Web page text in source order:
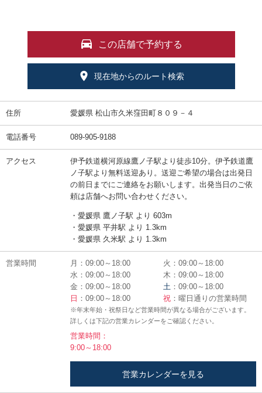
この店舗で予約する
現在地からのルート検索
住所 愛媛県 松山市久米窪田町８０９－４
電話番号 089-905-9188
アクセス
伊予鉄道横河原線鷹ノ子駅より徒歩10分。伊予鉄道鷹
ノ子駅より無料送迎あり。送迎ご希望の場合は出発日
の前日までにご連絡をお願いします。出発当日のご依
頼は店舗へお問い合わせください。
・愛媛県 鷹ノ子駅 より 603m
・愛媛県 平井駅 より 1.3km
・愛媛県 久米駅 より 1.3km
営業時間 月：09:00～18:00
火：09:00～18:00
水：09:00～18:00
木：09:00～18:00
金：09:00～18:00
土 ：09:00～18:00
日 ：09:00～18:00 祝 ：曜日通りの営業時間
※年末年始・祝祭日など営業時間が異なる場合がございます。
詳しくは下記の営業カレンダーをご確認ください。
営業時間：
9:00～18:00
営業カレンダーを見る